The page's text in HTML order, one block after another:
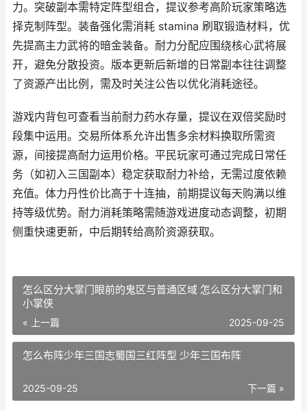
力。突破副本需特定阵型组合，提议参考高阶玩家策略选
择克制阵型。装备强化需消耗 stamina 刷取锻造材料，优
先提高主力武将的暗金装备。耐力分配应围绕核心武将展
开，避免分散投资。版本更新后新增的日常副本往往调整
了资源产出比例，需及时关注公告以优化消耗途径。
游戏内背包可查看当前耐力药水存量，提议在双倍奖励时
段集中运用。交易所体系允许出售多余材料换取所需资
源，间接提高耐力运用价格。平民玩家可通过完成日常任
务（如初入三国副本）稳定获取耐力补给，无需过度依赖
充值。体力丹性价比高于十连抽，前期提议每天购满以维
持等级优势。耐力消耗策略需随游戏进度动态调整，初期
侧重快速更新，中后期转给高阶资源获取。
怎么区分大掌门眼前的鬼区与普通区域 怎么区分大掌门和
小掌侠
« 上一篇 2025-09-25
怎么布阵少年三国志蜀国三红阵型 少年三国布阵
下一篇 »
2025-09-25